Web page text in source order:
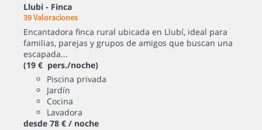
Llubi - Finca
39 Valoraciones
Encantadora finca rural ubicada en Llubí, ideal para
familias, parejas y grupos de amigos que buscan una
escapada...
(19 € pers./noche)
Piscina privada
Jardín
Cocina
Lavadora
desde 78 € / noche